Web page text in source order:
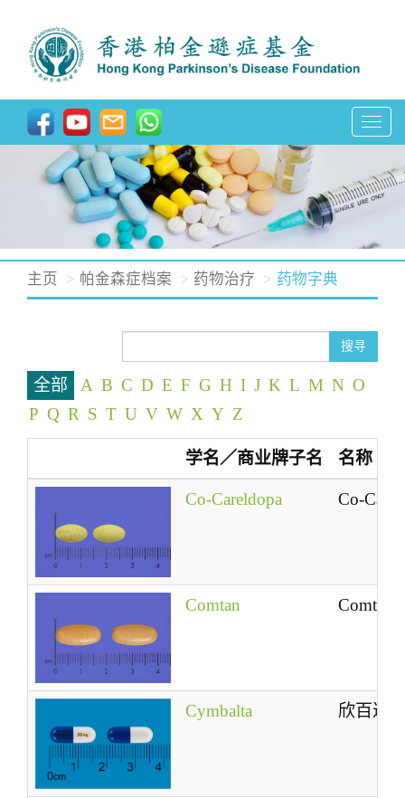
T
o
g
g
e
a
i
o
n
主页 帕金森症档案 药物治疗 药物字典
搜寻
全部 A B C D E F G H I J K L M N O
P Q R S T U V W X Y Z
学名／商业牌子名 名称
Co-Careldopa Co-
Comtan Comtan
Cymbalta 欣百达